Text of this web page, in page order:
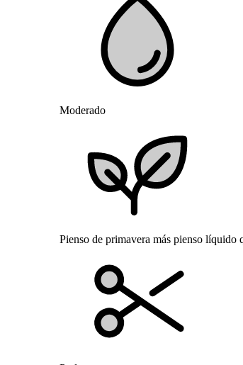
Moderado
Pienso de primavera más pienso líquido